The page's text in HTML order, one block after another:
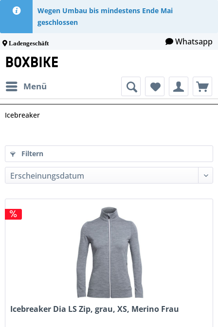
Wegen Umbau bis mindestens Ende Mai
geschlossen
Ladengeschäft Whatsapp
Menü
Icebreaker
Filtern
Icebreaker Dia LS Zip, grau, XS, Merino Frau